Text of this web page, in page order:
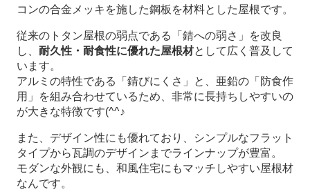
コンの合金メッキを施した鋼板を材料とした屋根です。
従来のトタン屋根の弱点である「錆への弱さ」を改良
し、 耐久性・耐食性に優れた屋根材として広く普及して
います。
アルミの特性である「錆びにくさ」と、亜鉛の「防食作
用」を組み合わせているため、非常に長持ちしやすいの
が大きな特徴です(^^♪
また、デザイン性にも優れており、シンプルなフラット
タイプから瓦調のデザインまでラインナップが豊富。
モダンな外観にも、和風住宅にもマッチしやすい屋根材
なんです。